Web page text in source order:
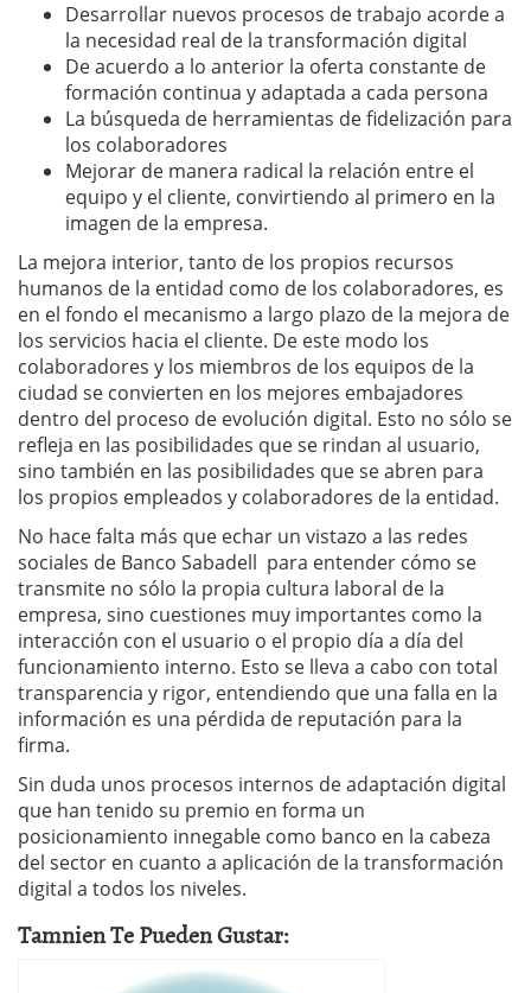
Desarrollar nuevos procesos de trabajo acorde a
la necesidad real de la transformación digital
De acuerdo a lo anterior la oferta constante de
formación continua y adaptada a cada persona
La búsqueda de herramientas de fidelización para
los colaboradores
Mejorar de manera radical la relación entre el
equipo y el cliente, convirtiendo al primero en la
imagen de la empresa.
La mejora interior, tanto de los propios recursos
humanos de la entidad como de los colaboradores, es
en el fondo el mecanismo a largo plazo de la mejora de
los servicios hacia el cliente. De este modo los
colaboradores y los miembros de los equipos de la
ciudad se convierten en los mejores embajadores
dentro del proceso de evolución digital. Esto no sólo se
refleja en las posibilidades que se rindan al usuario,
sino también en las posibilidades que se abren para
los propios empleados y colaboradores de la entidad.
No hace falta más que echar un vistazo a las redes
sociales de Banco Sabadell para entender cómo se
transmite no sólo la propia cultura laboral de la
empresa, sino cuestiones muy importantes como la
interacción con el usuario o el propio día a día del
funcionamiento interno. Esto se lleva a cabo con total
transparencia y rigor, entendiendo que una falla en la
información es una pérdida de reputación para la
firma.
Sin duda unos procesos internos de adaptación digital
que han tenido su premio en forma un
posicionamiento innegable como banco en la cabeza
del sector en cuanto a aplicación de la transformación
digital a todos los niveles.
Tamnien Te Pueden Gustar: